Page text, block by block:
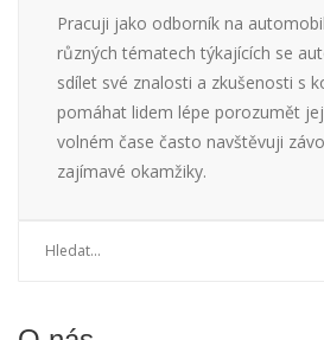
Pracuji jako odborník na
různých tématech týkajících se
sdílet své znalosti a zkušenosti s
pomáhat lidem lépe porozumět
volném čase často navštěvuji
zajímavé okamžiky.